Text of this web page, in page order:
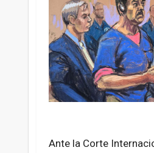
Ante la Corte